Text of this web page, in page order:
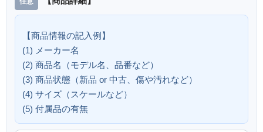
【商品情報の記入例】
(1) メーカー名
(2) 商品名（モデル名、品番など）
(3) 商品状態（新品 or 中古、傷や汚れなど）
(4) サイズ（スケールなど）
(5) 付属品の有無